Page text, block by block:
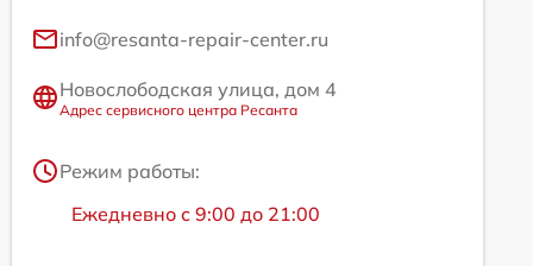
info@resanta-repair-center.ru
Новослободская улица, дом 4
Адрес сервисного центра Ресанта
Режим работы:
Ежедневно с 9:00 до 21:00